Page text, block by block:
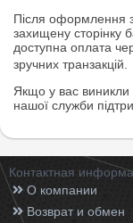
Після оформлення
захищену сторінку
доступна оплата
зручних транзакцій.
Якщо у вас
нашої служби
Контактная
О компании
Возврат и обмен